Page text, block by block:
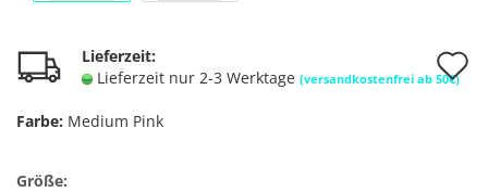
Lieferzeit:
Lieferzeit nur 2-3 Werktage (versandkostenfrei ab 50€)
Farbe: Medium Pink
Größe: